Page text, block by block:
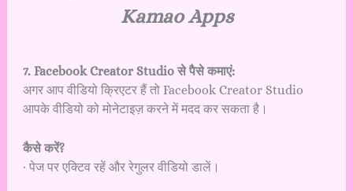
Kamao Apps
7. Facebook Creator Studio से पैसे कमाएं:
अगर आप वीडियो क्रिएटर हैं तो Facebook Creator Studio
आपके वीडियो को मोनेटाइज़ करने में मदद कर सकता है।
कैसे करें?
· पेज पर एक्टिव रहें और रेगुलर वीडियो डालें।